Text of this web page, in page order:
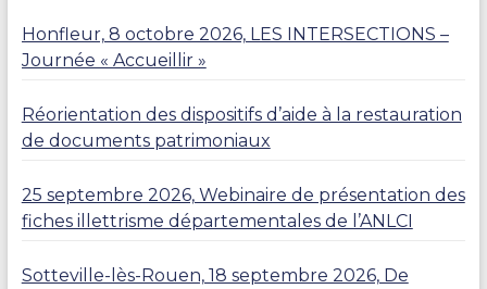
Honfleur, 8 octobre 2026, LES INTERSECTIONS –
Journée « Accueillir »
Réorientation des dispositifs d’aide à la restauration
de documents patrimoniaux
25 septembre 2026, Webinaire de présentation des
fiches illettrisme départementales de l’ANLCI
Sotteville-lès-Rouen, 18 septembre 2026, De